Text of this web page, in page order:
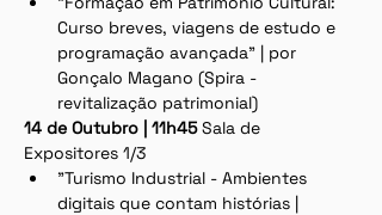
Curso breves, viagens de estudo e
programação avançada" | por
Gonçalo Magano (Spira -
revitalização patrimonial)
14 de Outubro | 11h45 Sala de
Expositores 1/3
"Turismo Industrial - Ambientes
digitais que contam histórias |